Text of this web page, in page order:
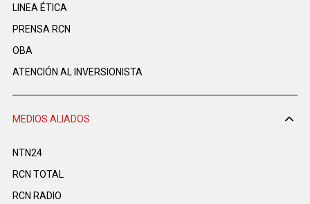
LINEA ÉTICA
PRENSA RCN
OBA
ATENCIÓN AL INVERSIONISTA
MEDIOS ALIADOS
NTN24
RCN TOTAL
RCN RADIO